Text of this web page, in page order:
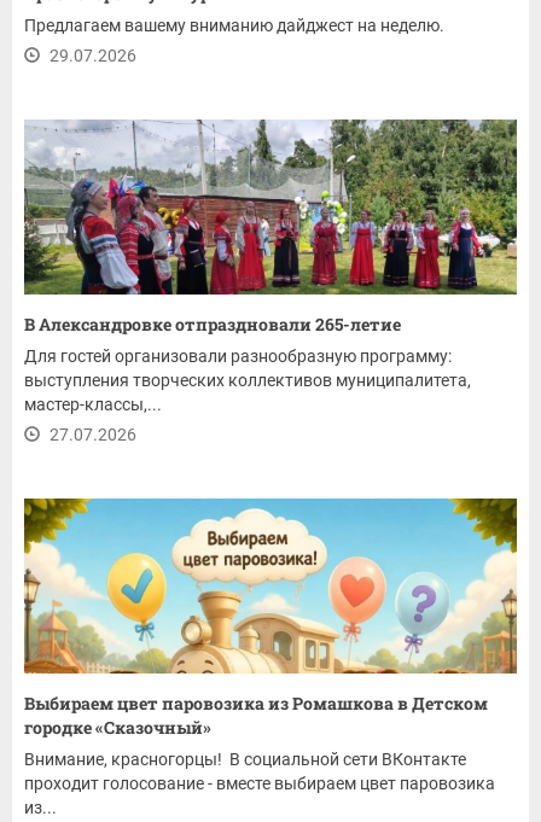
Предлагаем вашему вниманию дайджест на неделю.
29.07.2026
В Александровке отпраздновали 265-летие
Для гостей организовали разнообразную программу:
выступления творческих коллективов муниципалитета,
мастер-классы,...
27.07.2026
Выбираем цвет паровозика из Ромашкова в Детском
городке «Сказочный»
Внимание, красногорцы! В социальной сети ВКонтакте
проходит голосование - вместе выбираем цвет паровозика
из...